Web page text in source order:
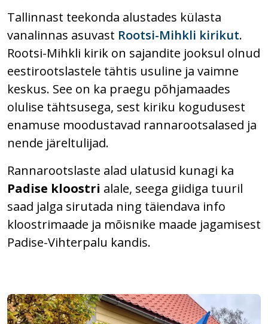
Tallinnast teekonda alustades külasta
vanalinnas asuvast Rootsi-Mihkli kirikut.
Rootsi-Mihkli kirik on sajandite jooksul olnud
eestirootslastele tähtis usuline ja vaimne
keskus. See on ka praegu põhjamaades
olulise tähtsusega, sest kiriku kogudusest
enamuse moodustavad rannarootsalased ja
nende järeltulijad.
Rannarootslaste alad ulatusid kunagi ka
Padise kloostri alale, seega giidiga tuuril
saad jalga sirutada ning täiendava info
kloostrimaade ja mõisnike maade jagamisest
Padise-Vihterpalu kandis.